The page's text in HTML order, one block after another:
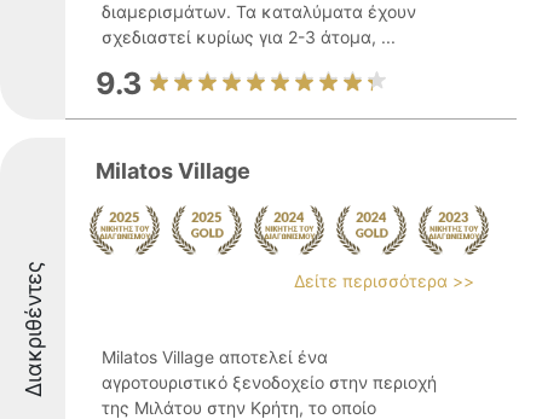
διαμερισμάτων. Τα καταλύματα έχουν
σχεδιαστεί κυρίως για 2-3 άτομα, ...
9.3
Διακριθέντες
Milatos Village
Δείτε περισσότερα >>
Milatos Village αποτελεί ένα
αγροτουριστικό ξενοδοχείο στην περιοχή
της Μιλάτου στην Κρήτη, το οποίο